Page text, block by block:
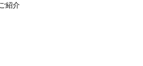
紹介